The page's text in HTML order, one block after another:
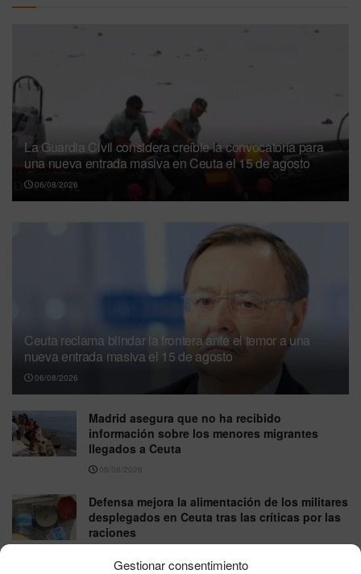
Gestionar consentimiento
La Guardia Civil considera creíble la convocatoria para
una nueva entrada masiva en Ceuta el 15 de agosto
06/08/2026
Ceuta reclama blindar la frontera ante el temor a una
nueva entrada masiva el 15 de agosto
06/08/2026
Madrid asegura que no ha recibido
información sobre los menores migrantes
llegados a Ceuta
06/08/2026
Defensa mejora la alimentación de los militares
desplegados en Ceuta tras las críticas por las
raciones